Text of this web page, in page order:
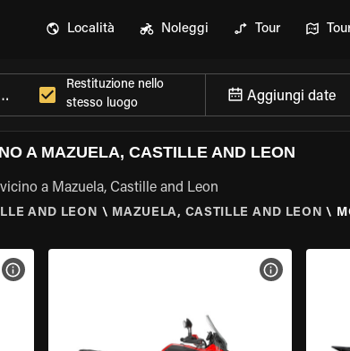
Località Noleggi Tour
Restituzione nello
stesso luogo
Aggiungi date
A MAZUELA, CASTILLE AND LEON
a Mazuela, Castille and Leon
AND LEON \ MAZUELA, CASTILLE AND LEON \
VISUALIZZA SPECIFICHE DELLA MOTO VISUALIZZA